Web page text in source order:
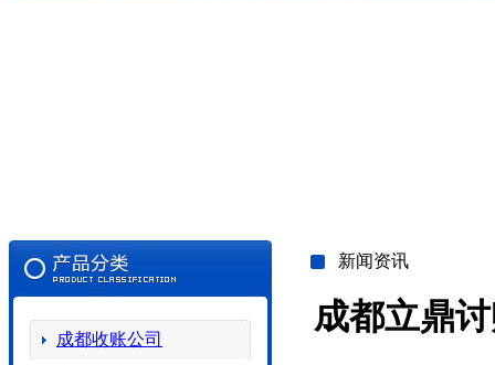
成都收账公司
新闻资讯
成都立鼎